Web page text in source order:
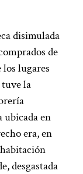
disimulada
de
los lugares
la
ubicada en
era, en
desgastada